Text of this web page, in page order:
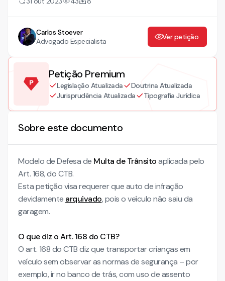
Carlos Stoever
Advogado Especialista
Ver petição
Petição Premium
Legislação Atualizada
Doutrina Atualizada
Jurisprudência Atualizada
Tipografia Jurídica
Sobre este documento
Modelo de Defesa de Multa de Trânsitoaplicada pelo
Art. 168, do CTB.
Esta petição visa requerer que auto de infração
devidamente arquivado, pois o veículo não saiu da
garagem.
O que diz o Art. 168 do CTB?
O art. 168 do CTB diz que transportar crianças em
veículo sem observar as normas de segurança – por
exemplo, ir no banco de trás, com uso de assento